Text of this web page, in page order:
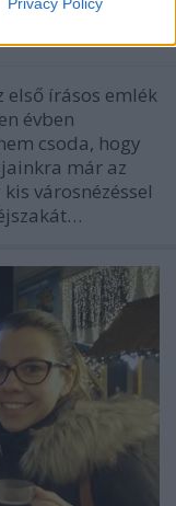
írásos emlék
évben
csoda, hogy
már az
városnézéssel